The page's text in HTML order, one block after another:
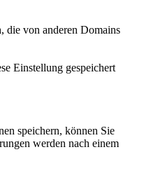
die von anderen Domains
Einstellung gespeichert
speichern, können Sie
werden nach einem